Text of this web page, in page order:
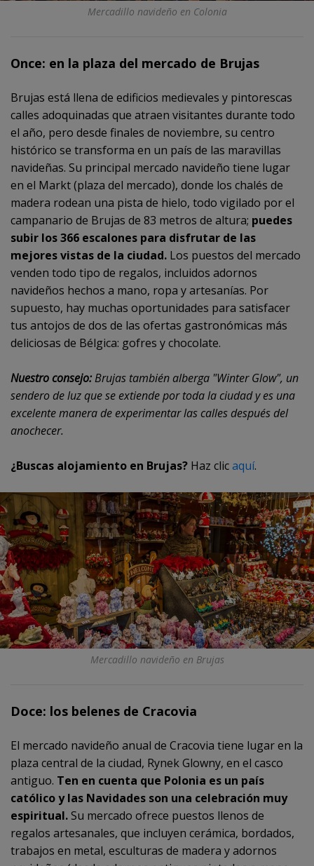
Mercadillo navideño en Colonia
Once: en la plaza del mercado de Brujas
Brujas está llena de edificios medievales y pintorescas
calles adoquinadas que atraen visitantes durante todo
el año, pero desde finales de noviembre, su centro
histórico se transforma en un país de las maravillas
navideñas. Su principal mercado navideño tiene lugar
en el Markt (plaza del mercado), donde los chalés de
madera rodean una pista de hielo, todo vigilado por el
campanario de Brujas de 83 metros de altura; puedes
subir los 366 escalones para disfrutar de las
mejores vistas de la ciudad. Los puestos del mercado
venden todo tipo de regalos, incluidos adornos
navideños hechos a mano, ropa y artesanías. Por
supuesto, hay muchas oportunidades para satisfacer
tus antojos de dos de las ofertas gastronómicas más
deliciosas de Bélgica: gofres y chocolate.
Nuestro consejo:Brujas también alberga "Winter Glow", un
sendero de luz que se extiende por toda la ciudad y es una
excelente manera de experimentar las calles después del
anochecer.
¿Buscas alojamiento en Brujas? Haz clicaquí.
Mercadillo navideño en Brujas
Doce: los belenes de Cracovia
El mercado navideño anual de Cracovia tiene lugar en la
plaza central de la ciudad, Rynek Glowny, en el casco
antiguo. Ten en cuenta que Polonia es un país
católico y las Navidades son una celebración muy
espiritual.Su mercado ofrece puestos llenos de
regalos artesanales, que incluyen cerámica, bordados,
trabajos en metal, esculturas de madera y adornos